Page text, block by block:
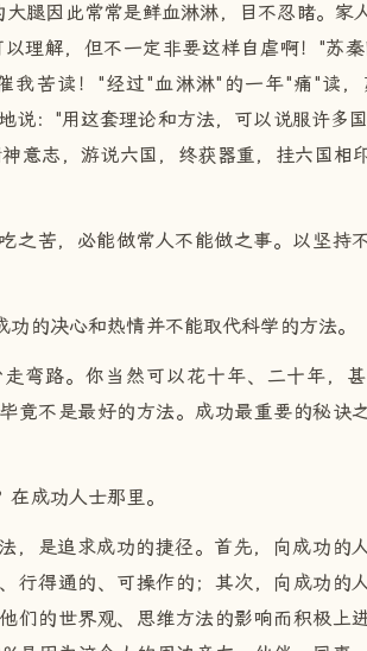
腿因此常常是鲜血淋淋，目不忍睹。家
理解，但不一定非要这样自虐啊！"苏
我苦读！"经过"血淋淋"的一年"痛"读，
说："用这套理论和方法，可以说服许多
意志，游说六国，终获器重，挂六国相
之苦，必能做常人不能做之事。以坚持
的决心和热情并不能取代科学的方法。
弯路。你当然可以花十年、二十年，
竟不是最好的方法。成功最重要的秘诀
成功人士那里。
，是追求成功的捷径。首先，向成功的
行得通的、可操作的；其次，向成功的
们的世界观、思维方法的影响而积极上